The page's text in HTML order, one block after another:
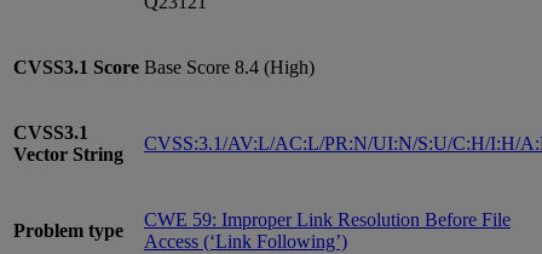
CVSS3.1 Score Base Score 8.4 (High)
CVSS3.1
Vector String
CVSS:3.1/AV:L/AC:L/PR:N/UI:N/S:U/C:H/I:H/
Problem type
CWE 59: Improper Link Resolution Before File
Access (‘Link Following’)